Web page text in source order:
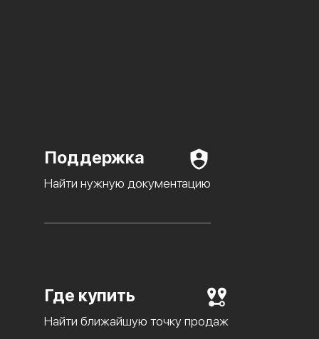
Поддержка
Найти нужную документацию
Где купить
Найти ближайшую точку продаж